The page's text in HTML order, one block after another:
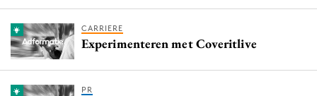
CARRIERE
Experimenteren met Coveritlive
PR